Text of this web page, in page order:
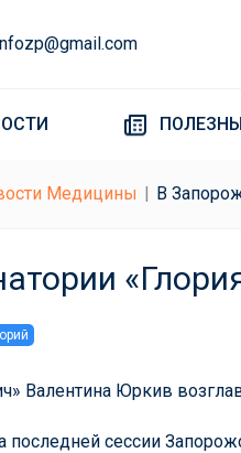
Медицины В
Валентина Юркив
сессии